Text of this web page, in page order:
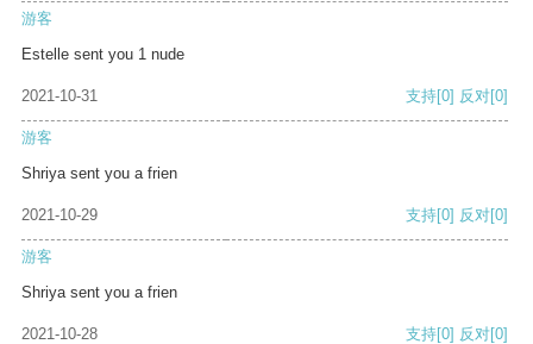
游客
Estelle sent you 1 nude
2021-10-31 支持[0] 反对[0]
游客
Shriya sent you a frien
2021-10-29 支持[0] 反对[0]
游客
Shriya sent you a frien
2021-10-28 支持[0] 反对[0]